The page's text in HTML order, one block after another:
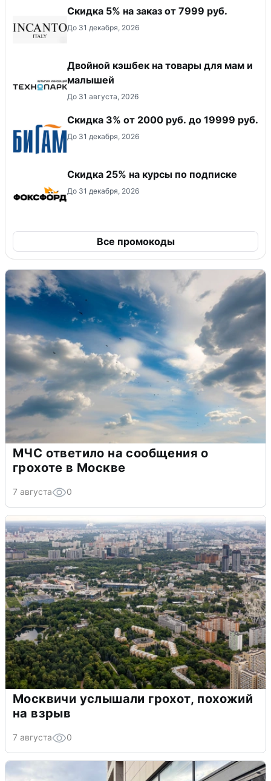
Скидка 5% на заказ от 7999 руб.
До 31 декабря, 2026
Двойной кэшбек на товары для мам и
малышей
До 31 августа, 2026
​Скидка 3% от 2000 руб. до 19999 руб.
До 31 декабря, 2026
Скидка 25% на курсы по подписке
До 31 декабря, 2026
Все промокоды
МЧС ответило на сообщения о
грохоте в Москве
7 августа 0
Москвичи услышали грохот, похожий
на взрыв
7 августа 0